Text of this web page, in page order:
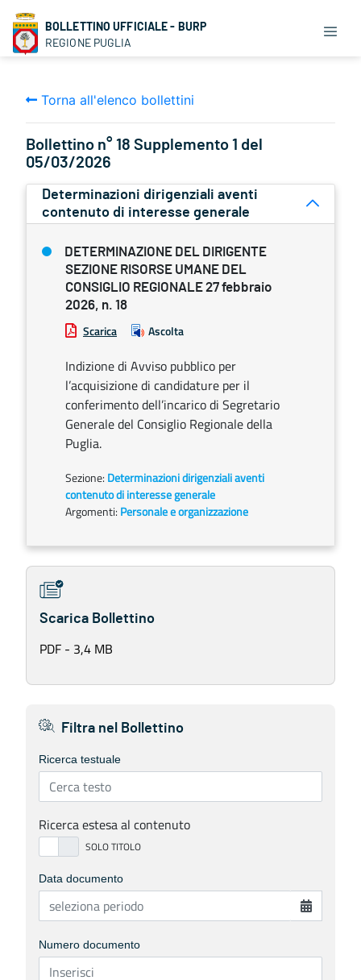
BOLLETTINO UFFICIALE - BURP
REGIONE PUGLIA
Torna all'elenco bollettini
Bollettino n° 18 Supplemento 1 del
05/03/2026
Determinazioni dirigenziali aventi
contenuto di interesse generale
DETERMINAZIONE DEL DIRIGENTE
SEZIONE RISORSE UMANE DEL
CONSIGLIO REGIONALE 27 febbraio
2026, n. 18
Scarica Ascolta
Indizione di Avviso pubblico per
l’acquisizione di candidature per il
conferimento dell’incarico di Segretario
Generale del Consiglio Regionale della
Puglia.
Sezione: Determinazioni dirigenziali aventi
contenuto di interesse generale
Argomenti: Personale e organizzazione
Scarica Bollettino
PDF - 3,4 MB
Filtra nel Bollettino
Ricerca testuale
Ricerca estesa al contenuto
Data documento
Numero documento